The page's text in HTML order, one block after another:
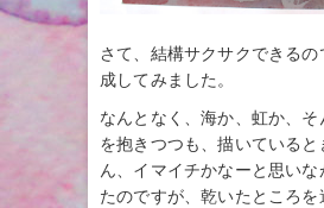
さて、結構サクサクできる
成してみました。
なんとなく、海か、虹か、そ
を抱きつつも、描いていると
ん、イマイチかなーと思い
たのですが、乾いたところを